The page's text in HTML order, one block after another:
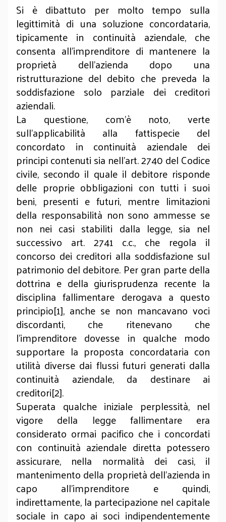
Si è dibattuto per molto tempo sulla
legittimità di una soluzione concordataria,
tipicamente in continuità aziendale, che
consenta all’imprenditore di mantenere la
proprietà dell’azienda dopo una
ristrutturazione del debito che preveda la
soddisfazione solo parziale dei creditori
aziendali.
La questione, com’è noto, verte
sull’applicabilità alla fattispecie del
concordato in continuità aziendale dei
principi contenuti sia nell’art. 2740 del Codice
civile, secondo il quale il debitore risponde
delle proprie obbligazioni con tutti i suoi
beni, presenti e futuri, mentre limitazioni
della responsabilità non sono ammesse se
non nei casi stabiliti dalla legge, sia nel
successivo art. 2741 c.c., che regola il
concorso dei creditori alla soddisfazione sul
patrimonio del debitore. Per gran parte della
dottrina e della giurisprudenza recente la
disciplina fallimentare derogava a questo
principio[1], anche se non mancavano voci
discordanti, che ritenevano che
l’imprenditore dovesse in qualche modo
supportare la proposta concordataria con
utilità diverse dai flussi futuri generati dalla
continuità aziendale, da destinare ai
creditori[2].
Superata qualche iniziale perplessità, nel
vigore della legge fallimentare era
considerato ormai pacifico che i concordati
con continuità aziendale diretta potessero
assicurare, nella normalità dei casi, il
mantenimento della proprietà dell’azienda in
capo all’imprenditore e quindi,
indirettamente, la partecipazione nel capitale
sociale in capo ai soci indipendentemente